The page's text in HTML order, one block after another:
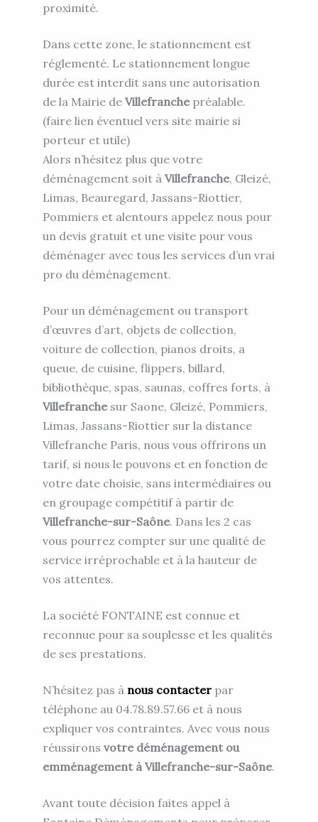
proximité.
Dans cette zone, le stationnement est
réglementé. Le stationnement longue
durée est interdit sans une autorisation
de la Mairie de Villefranchepréalable.
(faire lien éventuel vers site mairie si
porteur et utile)
Alors n’hésitez plus que votre
déménagement soit à Villefranche, Gleizé,
Limas, Beauregard, Jassans-Riottier,
Pommiers et alentours appelez nous pour
un devis gratuit et une visite pour vous
déménager avec tous les services d’un vrai
pro du déménagement.
Pour un déménagement ou transport
d’œuvres d’art, objets de collection,
voiture de collection, pianos droits, a
queue, de cuisine, flippers, billard,
bibliothèque, spas, saunas, coffres forts, à
Villefranchesur Saone, Gleizé, Pommiers,
Limas, Jassans-Riottier sur la distance
Villefranche Paris, nous vous offrirons un
tarif, si nous le pouvons et en fonction de
votre date choisie, sans intermédiaires ou
en groupage compétitif à partir de
Villefranche-sur-Saône. Dans les 2 cas
vous pourrez compter sur une qualité de
service irréprochable et à la hauteur de
vos attentes.
La société FONTAINE est connue et
reconnue pour sa souplesse et les qualités
de ses prestations.
N’hésitez pas à nous contacter par
téléphone au 04.78.89.57.66 et à nous
expliquer vos contraintes. Avec vous nous
réussirons votre déménagement ou
emménagement à Villefranche-sur-Saône.
Avant toute décision faites appel à